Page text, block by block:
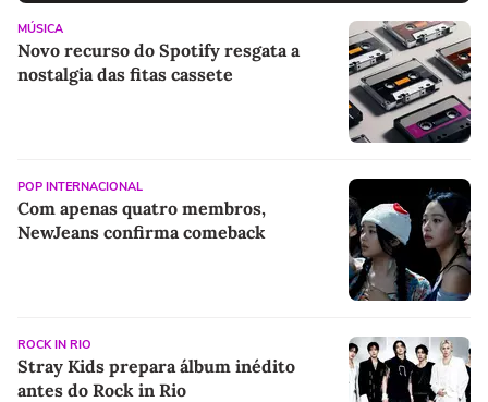
MÚSICA
Novo recurso do Spotify resgata a
nostalgia das fitas cassete
POP INTERNACIONAL
Com apenas quatro membros,
NewJeans confirma comeback
ROCK IN RIO
Stray Kids prepara álbum inédito
antes do Rock in Rio